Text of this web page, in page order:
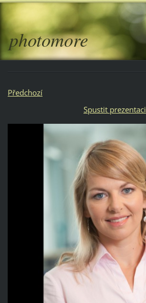
photomore
Předchozí
Spustit prezentaci